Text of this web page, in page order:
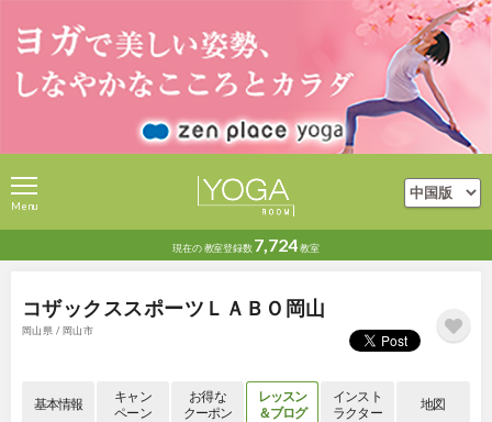
現在の教室登録数 7,724教室
Menu
コザックススポーツＬＡＢＯ岡山
岡山県 / 岡山市
基本情報
キャン
ペーン
お得な
クーポン
レッスン
＆ブログ
インスト
ラクター
地図